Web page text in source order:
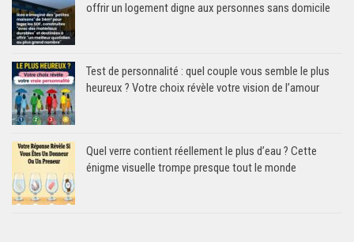
offrir un logement digne aux personnes sans domicile
Test de personnalité : quel couple vous semble le plus
heureux ? Votre choix révèle votre vision de l’amour
Quel verre contient réellement le plus d’eau ? Cette
énigme visuelle trompe presque tout le monde